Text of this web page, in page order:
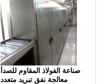
صناعة الفولاذ المقاوم للصدأ
معالجة نفق تبريد متعدد